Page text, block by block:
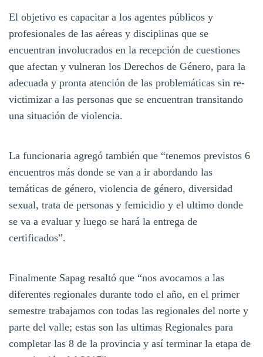
El objetivo es capacitar a los agentes públicos y
profesionales de las aéreas y disciplinas que se
encuentran involucrados en la recepción de cuestiones
que afectan y vulneran los Derechos de Género, para la
adecuada y pronta atención de las problemáticas sin re-
victimizar a las personas que se encuentran transitando
una situación de violencia.
La funcionaria agregó también que “tenemos previstos 6
encuentros más donde se van a ir abordando las
temáticas de género, violencia de género, diversidad
sexual, trata de personas y femicidio y el ultimo donde
se va a evaluar y luego se hará la entrega de
certificados”.
Finalmente Sapag resaltó que “nos avocamos a las
diferentes regionales durante todo el año, en el primer
semestre trabajamos con todas las regionales del norte y
parte del valle; estas son las ultimas Regionales para
completar las 8 de la provincia y así terminar la etapa de